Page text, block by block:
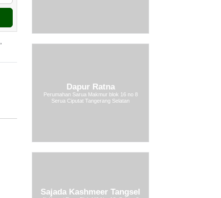
Dapur Ratna
Perumahan Sarua Makmur blok 16 no 8
Serua Ciputat Tangerang Selatan
Sajada Kashmeer Tangsel